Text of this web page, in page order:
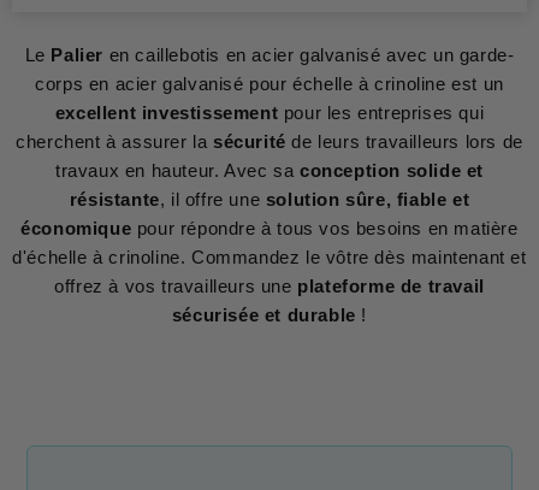
Le Palier en caillebotis en acier galvanisé avec un garde-
corps en acier galvanisé pour échelle à crinoline est un
excellent investissement pour les entreprises qui
cherchent à assurer la sécurité de leurs travailleurs lors de
travaux en hauteur. Avec sa conception solide et
résistante, il offre une solution sûre, fiable et
économique pour répondre à tous vos besoins en matière
d'échelle à crinoline. Commandez le vôtre dès maintenant et
offrez à vos travailleurs une plateforme de travail
sécurisée et durable !